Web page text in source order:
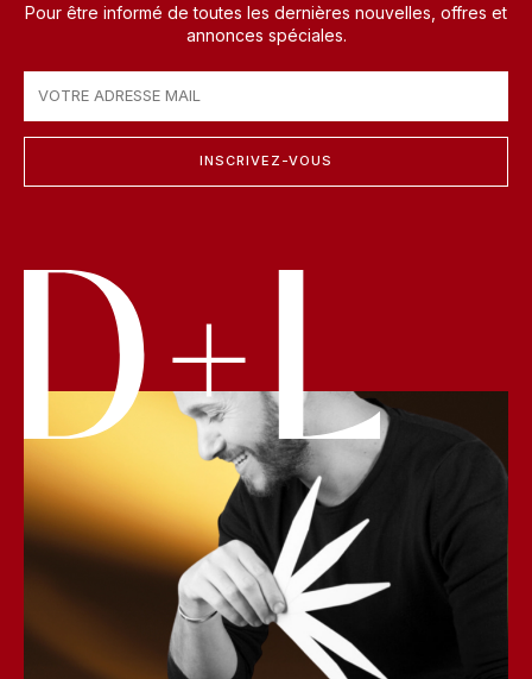
Pour être informé de toutes les dernières nouvelles, offres et
annonces spéciales.
INSCRIVEZ-VOUS